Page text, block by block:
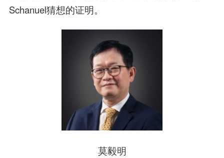
Schanuel猜想的证明。
莫毅明